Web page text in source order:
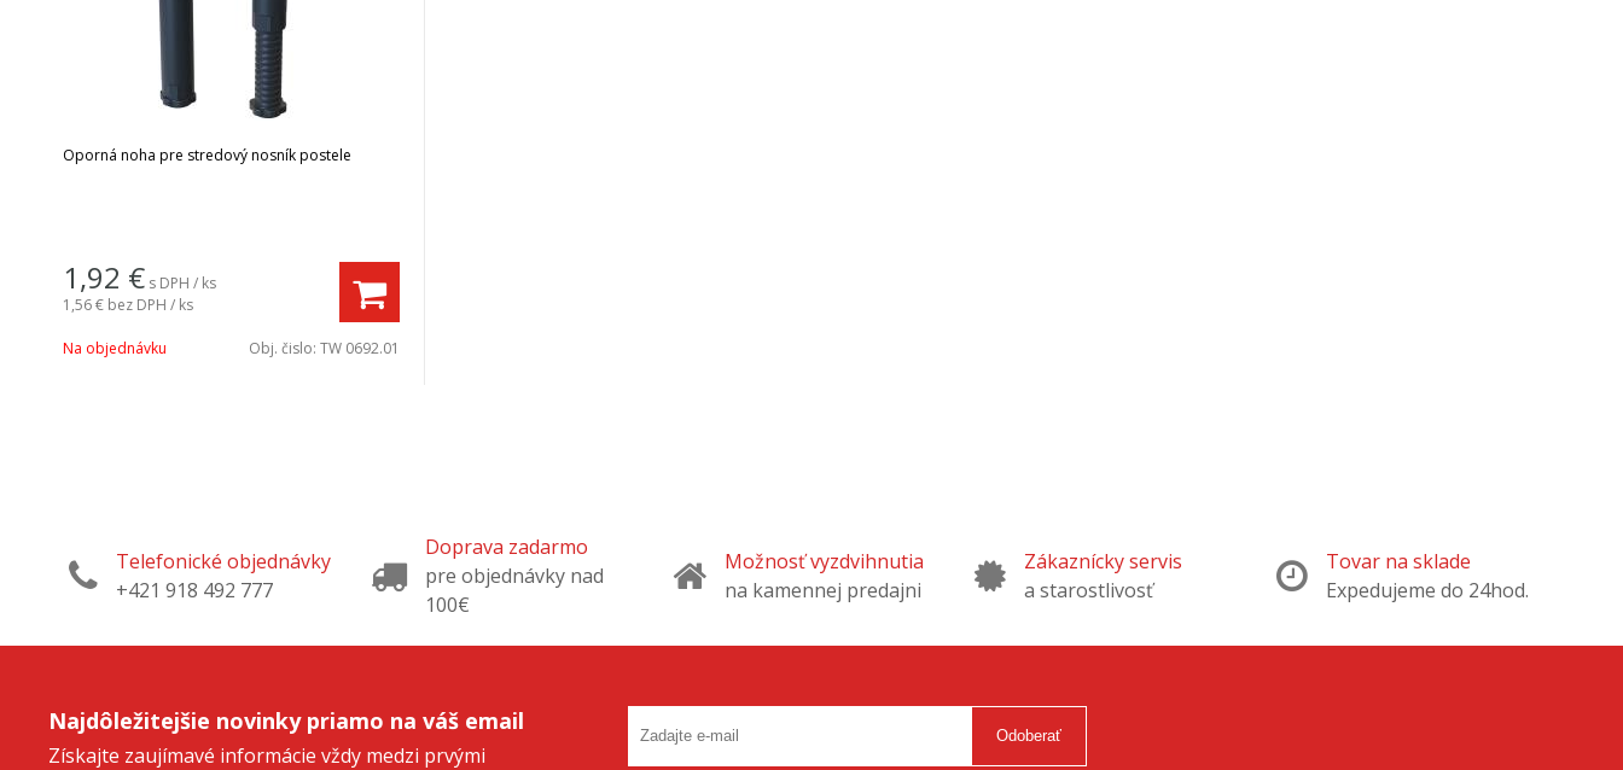
Oporná noha pre stredový nosník postele
1,92 € s DPH / ks
1,56 € bez DPH / ks
Na objednávku Obj. čislo: TW 0692.01
Telefonické objednávky
+421 918 492 777
Doprava zadarmo
pre objednávky nad
100€
Možnosť vyzdvihnutia
na kamennej predajni
Zákaznícky servis
a starostlivosť
Tovar na sklade
Expedujeme do 24hod.
Najdôležitejšie novinky priamo na váš email
Získajte zaujímavé informácie vždy medzi prvými
Odoberať